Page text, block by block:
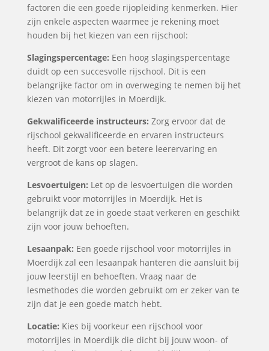
factoren die een goede rijopleiding kenmerken. Hier
zijn enkele aspecten waarmee je rekening moet
houden bij het kiezen van een rijschool:
Slagingspercentage: Een hoog slagingspercentage
duidt op een succesvolle rijschool. Dit is een
belangrijke factor om in overweging te nemen bij het
kiezen van motorrijles in Moerdijk.
Gekwalificeerde instructeurs: Zorg ervoor dat de
rijschool gekwalificeerde en ervaren instructeurs
heeft. Dit zorgt voor een betere leerervaring en
vergroot de kans op slagen.
Lesvoertuigen: Let op de lesvoertuigen die worden
gebruikt voor motorrijles in Moerdijk. Het is
belangrijk dat ze in goede staat verkeren en geschikt
zijn voor jouw behoeften.
Lesaanpak: Een goede rijschool voor motorrijles in
Moerdijk zal een lesaanpak hanteren die aansluit bij
jouw leerstijl en behoeften. Vraag naar de
lesmethodes die worden gebruikt om er zeker van te
zijn dat je een goede match hebt.
Locatie: Kies bij voorkeur een rijschool voor
motorrijles in Moerdijk die dicht bij jouw woon- of